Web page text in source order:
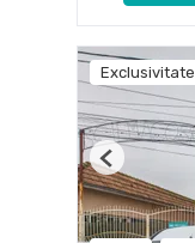
Exclusivitate
Previous